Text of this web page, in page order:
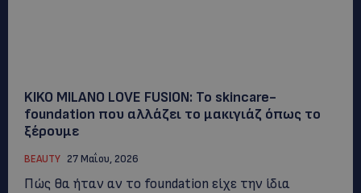
KIKO MILANO LOVE FUSION: Το skincare-
foundation που αλλάζει το μακιγιάζ όπως το
ξέρουμε
BEAUTY 27 Μαΐου, 2026
Πώς θα ήταν αν το foundation είχε την ίδια